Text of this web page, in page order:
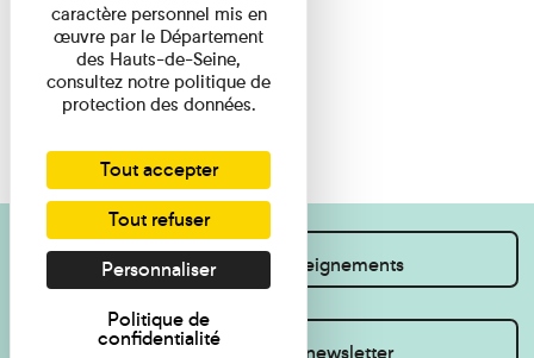
Je souhaite des renseignements
Inscrivez-vous à la newsletter
caractère personnel mis en
œuvre par le Département
des Hauts-de-Seine,
consultez notre politique de
protection des données.
Tout accepter
Tout refuser
Personnaliser
Politique de
confidentialité